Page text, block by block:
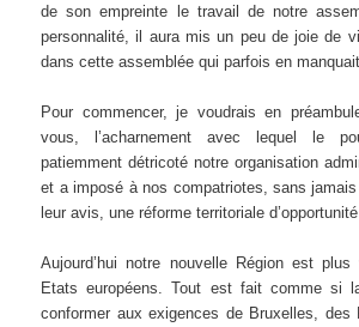
de son empreinte le travail de notre
personnalité, il aura mis un peu de joie de
dans cette assemblée qui parfois en
Pour commencer, je voudrais en
vous, l’acharnement avec lequel le
patiemment détricoté notre organisation
et a imposé à nos compatriotes, sans
leur avis, une réforme territoriale
Aujourd’hui notre nouvelle Région est
Etats européens. Tout est fait comme si
conformer aux exigences de Bruxelles, des